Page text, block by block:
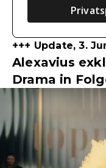
+++ Update, 3.
Alexavius
Drama in